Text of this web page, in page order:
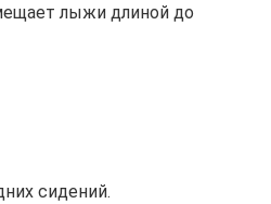
лыжи длиной до
сидений.